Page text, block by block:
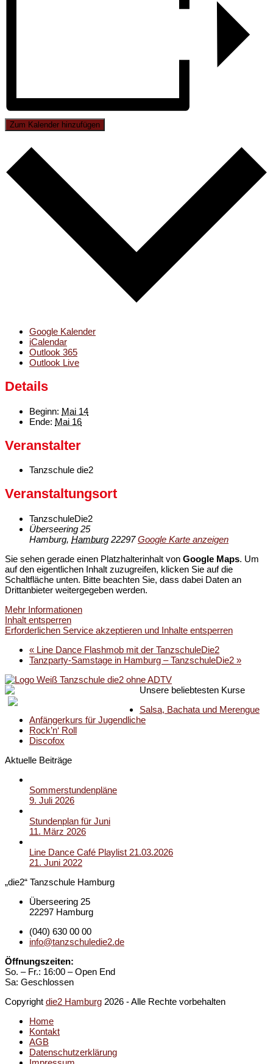
Zum Kalender hinzufügen
Google Kalender
iCalendar
Outlook 365
Outlook Live
Details
Beginn: Mai 14
Ende: Mai 16
Veranstalter
Tanzschule die2
Veranstaltungsort
TanzschuleDie2
Überseering 25
Hamburg, Hamburg 22297 Google Karte anzeigen
Sie sehen gerade einen Platzhalterinhalt von Google Maps. Um
auf den eigentlichen Inhalt zuzugreifen, klicken Sie auf die
Schaltfläche unten. Bitte beachten Sie, dass dabei Daten an
Drittanbieter weitergegeben werden.
Mehr Informationen
Inhalt entsperren
Erforderlichen Service akzeptieren und Inhalte entsperren
« Line Dance Flashmob mit der TanzschuleDie2
Tanzparty-Samstage in Hamburg – TanzschuleDie2 »
Unsere beliebtesten Kurse
Salsa, Bachata und Merengue
Anfängerkurs für Jugendliche
Rock’n‘ Roll
Discofox
Aktuelle Beiträge
Sommerstundenpläne
9. Juli 2026
Stundenplan für Juni
11. März 2026
Line Dance Café Playlist 21.03.2026
21. Juni 2022
„die2“ Tanzschule Hamburg
Überseering 25
22297 Hamburg
(040) 630 00 00
info@tanzschuledie2.de
Öffnungszeiten:
So. – Fr.: 16:00 – Open End
Sa: Geschlossen
Copyright die2 Hamburg 2026 - Alle Rechte vorbehalten
Home
Kontakt
AGB
Datenschutzerklärung